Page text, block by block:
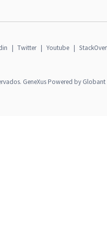
| Twitter | Youtube |
GeneXus Powered by Globant